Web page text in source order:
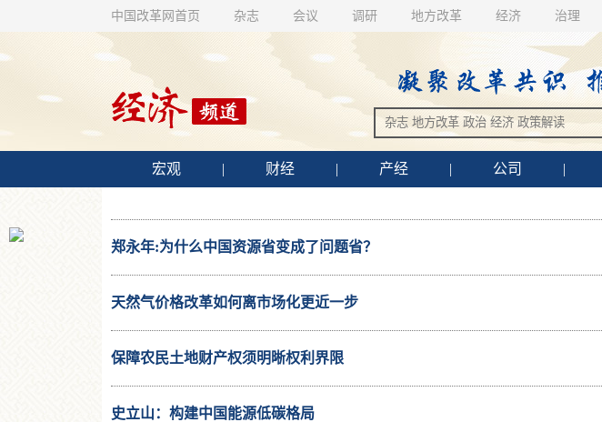
中国改革网首页 杂志 会议 调研 地方改革 经济 治理
宏观 | 财经 | 产经 | 公司 |
郑永年:为什么中国资源省变成了问题省？
天然气价格改革如何离市场化更近一步
保障农民土地财产权须明晰权利界限
史立山：构建中国能源低碳格局